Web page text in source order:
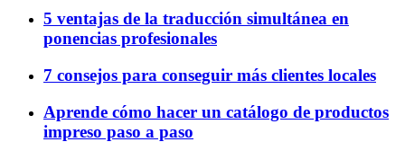
5 ventajas de la traducción simultánea en
ponencias profesionales
7 consejos para conseguir más clientes locales
Aprende cómo hacer un catálogo de productos
impreso paso a paso